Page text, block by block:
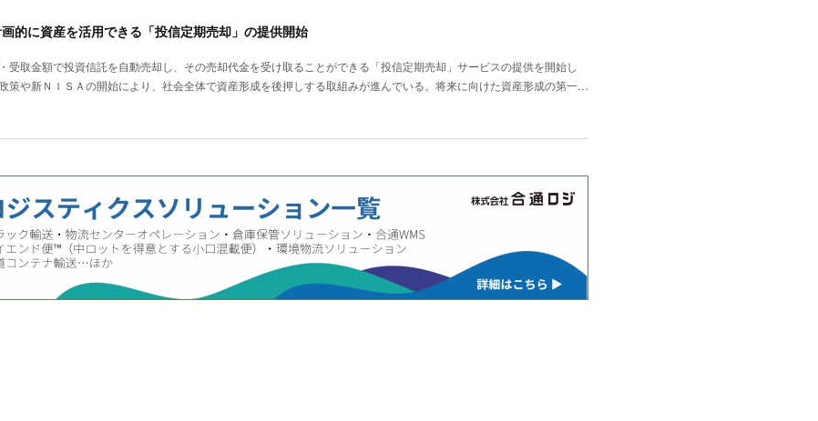
的に資産を活用できる「投信定期売却」の提供開始
受取金額で投資信託を自動売却し、その売却代金を受け取ることができる「投信定期売却」サービスの提供を開始し
策や新ＮＩＳＡの開始により、社会全体で資産形成を後押しする取組みが進んでいる。将来に向けた資産形成の第一…